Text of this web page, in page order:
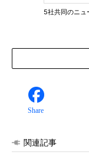
5社共同のニュ
Share
関連記事